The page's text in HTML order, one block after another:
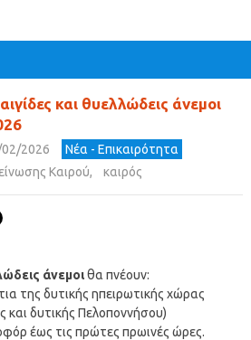
και θυελλώδεις άνεμοι
2026
Νέα - Επικαιρότητα
Καιρού, καιρός
άνεμοιθα πνέουν:
της δυτικής ηπειρωτικής χώρας
και δυτικής Πελοποννήσου)
έως τις πρώτες πρωινές ώρες.